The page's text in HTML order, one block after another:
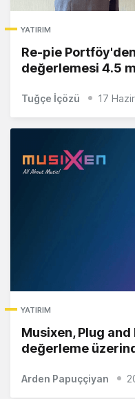
YATIRIM
Re-pie
değerlemesi 4.5
Tuğçe İçözü 17
YATIRIM
Musixen, Plug
değerleme
Arden Papuççiyan